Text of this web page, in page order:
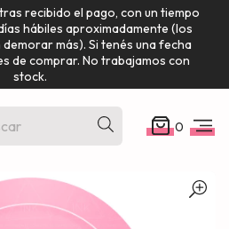
recibido el pago, con un tiempo
hábiles aproximadamente (los
más). Si tenés una fecha
de comprar. No trabajamos con
stock.
0